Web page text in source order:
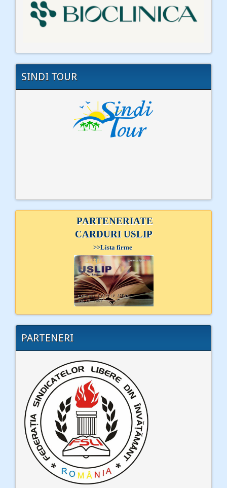
SINDI TOUR
PARTENERIATE
CARDURI USLIP
>>Lista firme
PARTENERI